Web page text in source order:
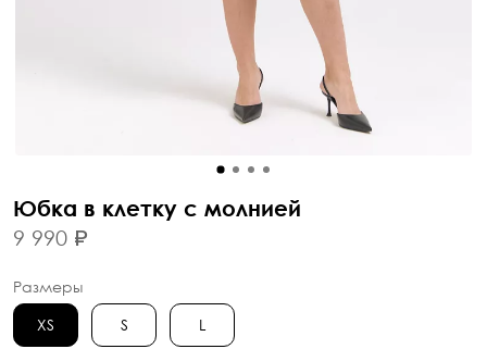
Юбка в клетку с молнией
9 990 ₽
Размеры
XS
S L